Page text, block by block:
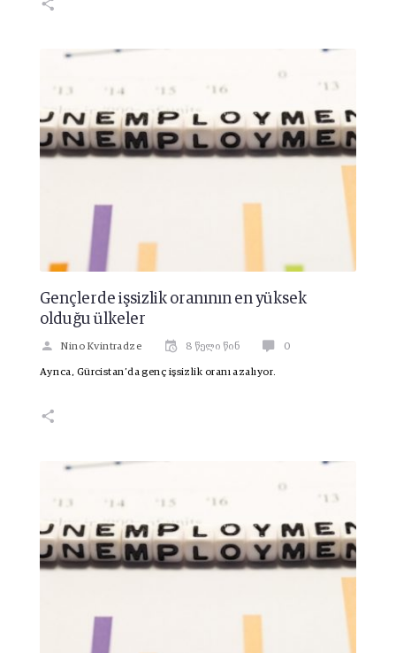
Gençlerde işsizlik oranının en yüksek
olduğu ülkeler
Nino Kvintradze 8 წელი წინ 0
Ayrıca, Gürcistan’da genç işsizlik oranı azalıyor.